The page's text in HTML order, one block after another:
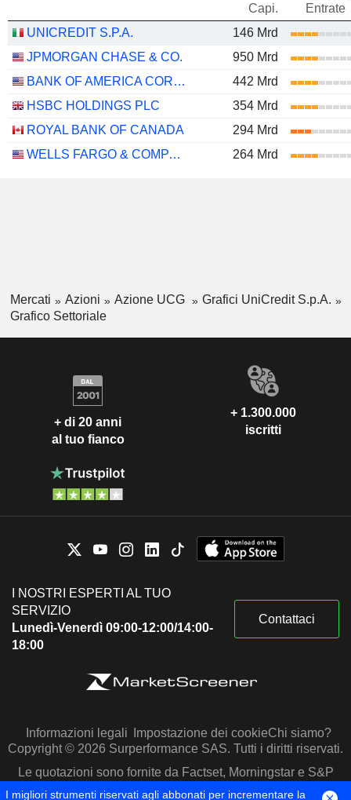
Capi.
Entrate
UNICREDIT S.P.A.
146 Mrd
JPMORGAN CHASE & CO.
950 Mrd
BANK OF AMERICA CORPORATION
442 Mrd
HSBC HOLDINGS PLC
354 Mrd
ROYAL BANK OF CANADA
294 Mrd
WELLS FARGO & COMPANY
264 Mrd
Mercati Azioni Azione UCG
Grafici UniCredit S.p.A.
Grafico Settoriale
+ di 20 anni
al tuo fianco
+ 1.300.000
iscritti
I NOSTRI ESPERTI AL TUO
SERVIZIO
Lunedì-Venerdì 09:00-12:00/14:00-
18:00
Contattaci
Informazioni legali Impostazione dei cookieChi siamo?
Copyright © 2026 Surperformance SAS. Tutti i diritti riservati.
Le quotazioni sono fornite da Factset, Morningstar e S&P
Capital IQ
I migliori strumenti riservati agli abbonati per incrementare la